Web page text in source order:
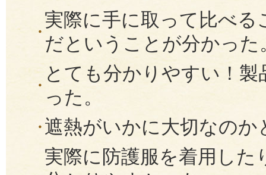
実際に手に取って比べ
だということが分かった
とても分かりやすい！
った。
遮熱がいかに大切なの
実際に防護服を着用し